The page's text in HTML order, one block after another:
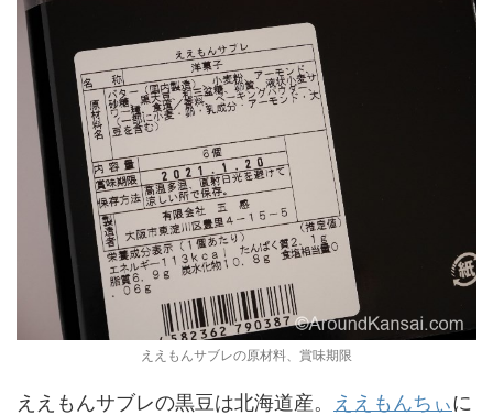
ええもんサブレの原材料、賞味期限
ええもんサブレの黒豆は北海道産。 ええもんちぃに